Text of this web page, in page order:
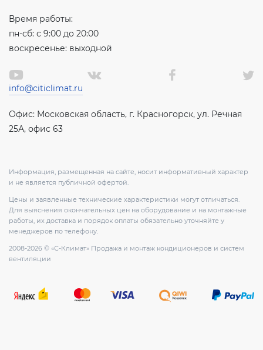
Время работы:
пн-сб: с 9:00 до 20:00
воскресенье: выходной
info@citiclimat.ru
Офис: Московская область, г. Красногорск, ул. Речная
25А, офис 63
Информация, размещенная на сайте, носит информативный характер
и не является публичной офертой.
Цены и заявленные технические характеристики могут отличаться.
Для выяснения окончательных цен на оборудование и на монтажные
работы, их доставка и порядок оплаты обязательно уточняйте у
менеджеров по телефону.
2008-2026 © «С-Климат» Продажа и монтаж кондиционеров и систем
вентиляции